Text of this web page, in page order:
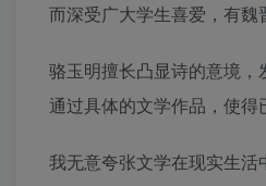
而深受广大学生喜爱，有魏
骆玉明擅长凸显诗的意境，
通过具体的文学作品，使得
我无意夸张文学在现实生